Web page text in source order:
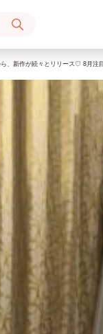
、新作が続々とリリース♡ 8月注